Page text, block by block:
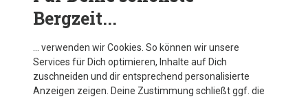
Bergzeit...
… verwenden wir Cookies. So können wir unsere
Services für Dich optimieren, Inhalte auf Dich
zuschneiden und dir entsprechend personalisierte
Anzeigen zeigen. Deine Zustimmung schließt ggf. die